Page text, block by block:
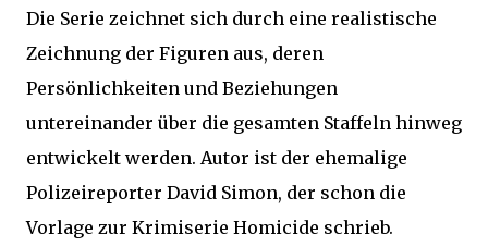
Die Serie zeichnet sich durch eine realistische
Zeichnung der Figuren aus, deren
Persönlichkeiten und Beziehungen
untereinander über die gesamten Staffeln hinweg
entwickelt werden. Autor ist der ehemalige
Polizeireporter David Simon, der schon die
Vorlage zur Krimiserie Homicide schrieb.